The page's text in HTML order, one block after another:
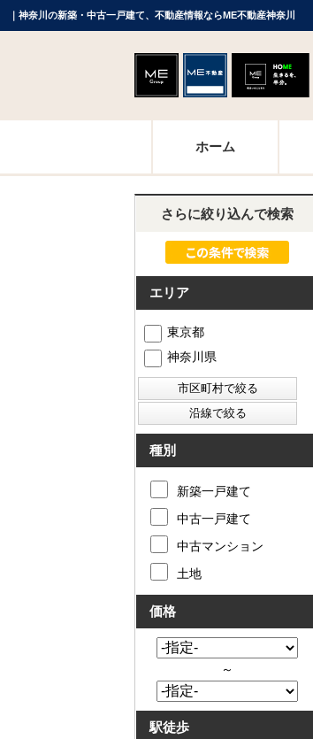
｜神奈川の新築・中古一戸建て、不動産情報ならME不動産神奈川
ホーム
さらに絞り込んで検索
エリア
東京都
神奈川県
種別
新築一戸建て
中古一戸建て
中古マンション
土地
価格
～
駅徒歩